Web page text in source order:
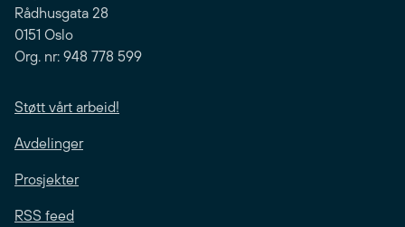
Rådhusgata 28
0151 Oslo
Org. nr: 948 778 599
Støtt vårt arbeid!
Avdelinger
Prosjekter
RSS feed